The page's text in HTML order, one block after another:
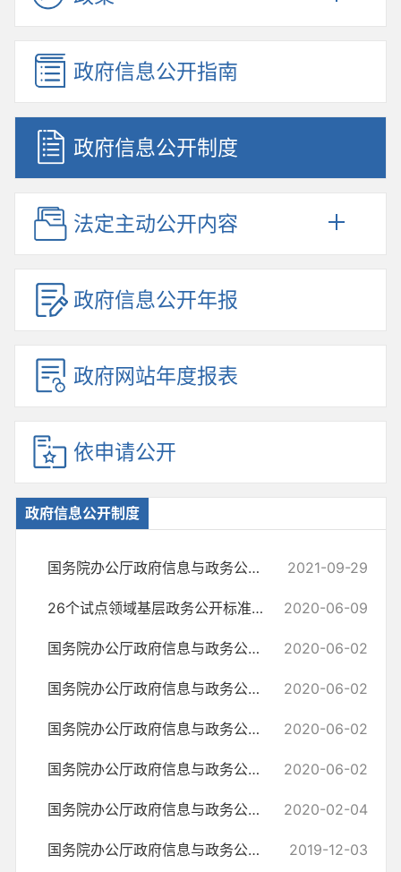
政府信息公开指南
政府信息公开制度
法定主动公开内容
政府信息公开年报
政府网站年度报表
依申请公开
政府信息公开制度
国务院办公厅政府信息与政务公开办公室关于印发《中华人民共和国政府信... 2021-09-29
26个试点领域基层政务公开标准目录汇编 2020-06-09
国务院办公厅政府信息与政务公开办公室关于政府信息公开处理决定送达问... 2020-06-02
国务院办公厅政府信息与政务公开办公室关于机构改革后政府信息公开申请... 2020-06-02
国务院办公厅政府信息与政务公开办公室关于政府信息公开申请接收渠道问... 2020-06-02
国务院办公厅政府信息与政务公开办公室关于明确政府信息公开与业务查询... 2020-06-02
国务院办公厅政府信息与政务公开办公室关于转发《江苏省政府信息公开申... 2020-02-04
国务院办公厅政府信息与政务公开办公室关于规范政府信息公开平台有关事... 2019-12-03